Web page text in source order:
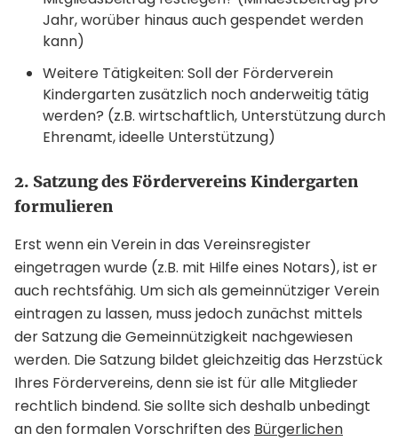
Jahr, worüber hinaus auch gespendet werden
kann)
Weitere Tätigkeiten: Soll der Förderverein
Kindergarten zusätzlich noch anderweitig tätig
werden? (z.B. wirtschaftlich, Unterstützung durch
Ehrenamt, ideelle Unterstützung)
2. Satzung des Fördervereins Kindergarten
formulieren
Erst wenn ein Verein in das Vereinsregister
eingetragen wurde (z.B. mit Hilfe eines Notars), ist er
auch rechtsfähig. Um sich als gemeinnütziger Verein
eintragen zu lassen, muss jedoch zunächst mittels
der Satzung die Gemeinnützigkeit nachgewiesen
werden. Die Satzung bildet gleichzeitig das Herzstück
Ihres Fördervereins, denn sie ist für alle Mitglieder
rechtlich bindend. Sie sollte sich deshalb unbedingt
an den formalen Vorschriften des Bürgerlichen